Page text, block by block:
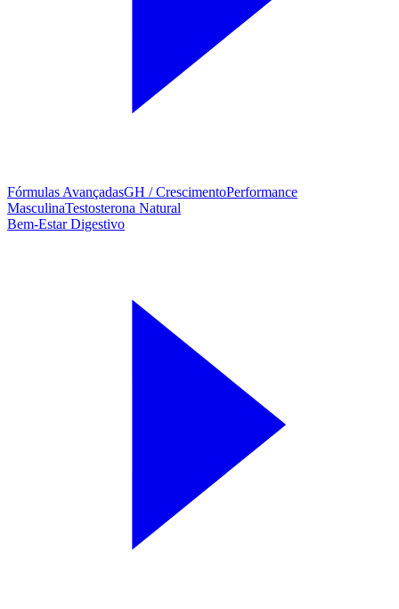
Fórmulas AvançadasGH / CrescimentoPerformance
MasculinaTestosterona Natural
Bem-Estar Digestivo